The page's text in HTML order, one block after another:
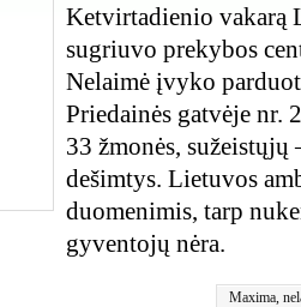
Ketvirtadienio vakarą
sugriuvo prekybos
Nelaimė įvyko
Priedainės gatvėje nr.
33 žmonės, sužeistųjų
dešimtys. Lietuvos
duomenimis, tarp
gyventojų nėra.
Maxima,